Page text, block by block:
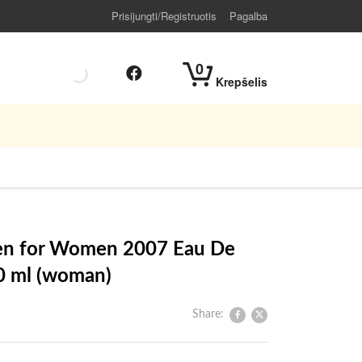
Prisijungti/Registruotis Pagalba
0
Krepšelis
for Women 2007 Eau De
ml (woman)
Share: